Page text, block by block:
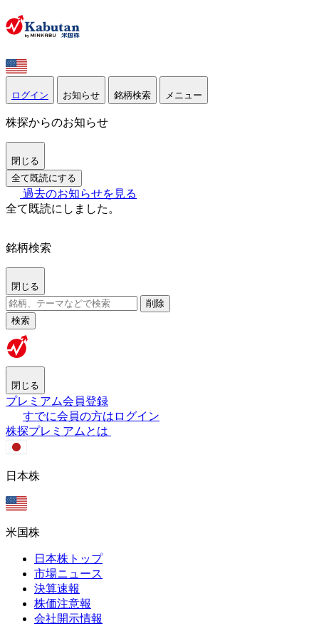
ログイン お知らせ 銘柄検索 メニュー
株探からのお知らせ
閉じる
全て既読にする
過去のお知らせを見る
全て既読にしました。
銘柄検索
閉じる
削除
検索
閉じる
プレミアム会員登録
すでに会員の方はログイン
株探プレミアムとは
日本株
米国株
日本株トップ
市場ニュース
決算速報
株価注意報
会社開示情報